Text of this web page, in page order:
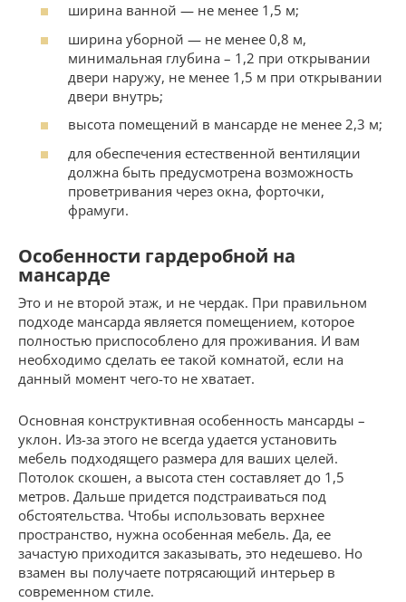
ширина ванной — не менее 1,5 м;
ширина уборной — не менее 0,8 м,
минимальная глубина – 1,2 при открывании
двери наружу, не менее 1,5 м при открывании
двери внутрь;
высота помещений в мансарде не менее 2,3 м;
для обеспечения естественной вентиляции
должна быть предусмотрена возможность
проветривания через окна, форточки,
фрамуги.
Особенности гардеробной на
мансарде
Это и не второй этаж, и не чердак. При правильном
подходе мансарда является помещением, которое
полностью приспособлено для проживания. И вам
необходимо сделать ее такой комнатой, если на
данный момент чего-то не хватает.
Основная конструктивная особенность мансарды –
уклон. Из-за этого не всегда удается установить
мебель подходящего размера для ваших целей.
Потолок скошен, а высота стен составляет до 1,5
метров. Дальше придется подстраиваться под
обстоятельства. Чтобы использовать верхнее
пространство, нужна особенная мебель. Да, ее
зачастую приходится заказывать, это недешево. Но
взамен вы получаете потрясающий интерьер в
современном стиле.